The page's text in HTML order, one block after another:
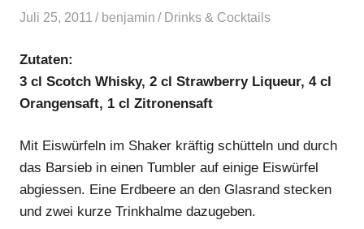
Juli 25, 2011 benjamin Drinks & Cocktails
Zutaten:
3 cl Scotch Whisky, 2 cl Strawberry Liqueur, 4 cl
Orangensaft, 1 cl Zitronensaft
Mit Eiswürfeln im Shaker kräftig schütteln und durch
das Barsieb in einen Tumbler auf einige Eiswürfel
abgiessen. Eine Erdbeere an den Glasrand stecken
und zwei kurze Trinkhalme dazugeben.